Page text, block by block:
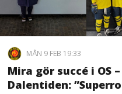
MÅN 9 FEB 19:33
Mira gör succé i OS
Dalentiden: